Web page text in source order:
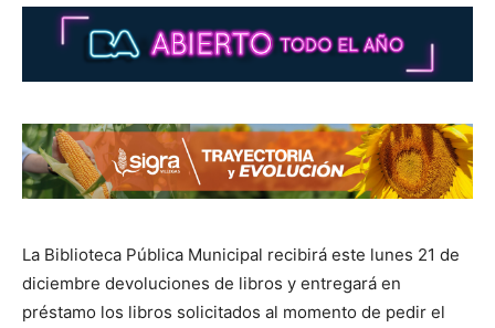
La Biblioteca Pública Municipal recibirá este lunes 21 de
diciembre devoluciones de libros y entregará en
préstamo los libros solicitados al momento de pedir el